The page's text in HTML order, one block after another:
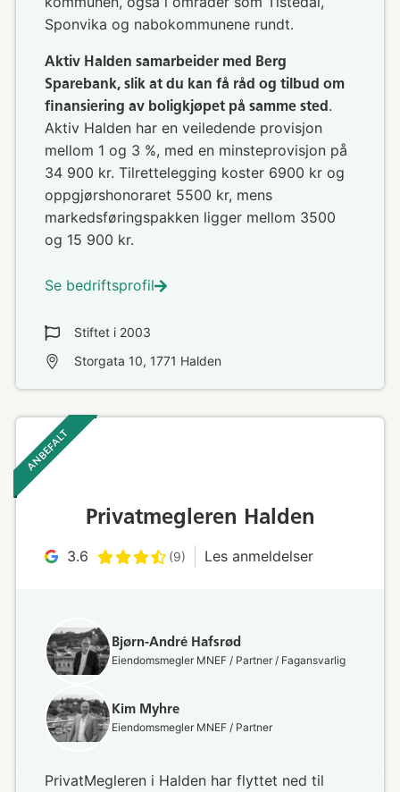
Sponvika og nabokommunene rundt.
Aktiv Halden samarbeider med Berg
Sparebank, slik at du kan få råd og tilbud om
finansiering av boligkjøpet på samme sted .
Aktiv Halden har en veiledende provisjon
mellom 1 og 3 %, med en minsteprovisjon på
34 900 kr. Tilrettelegging koster 6900 kr og
oppgjørshonoraret 5500 kr, mens
markedsføringspakken ligger mellom 3500
og 15 900 kr.
Se bedriftsprofil
Stiftet i 2003
Storgata 10, 1771 Halden
ANBEFALT ‎ ‎ ‎
Privatmegleren Halden
3.6 (9) Les anmeldelser
Bjørn-André Hafsrød
Eiendomsmegler MNEF / Partner / Fagansvarlig
Kim Myhre
Eiendomsmegler MNEF / Partner
PrivatMegleren i Halden har flyttet ned til